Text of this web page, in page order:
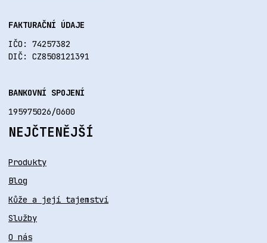
FAKTURAČNÍ ÚDAJE
IČO: 74257382
DIČ: CZ8508121391
BANKOVNÍ SPOJENÍ
195975026/0600
NEJČTENĚJŠÍ
Produkty
Blog
Kůže a její tajemství
Služby
O nás